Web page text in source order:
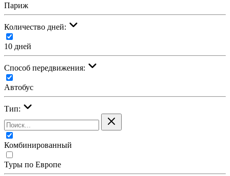
Париж
Количество дней:
10 дней
Cпособ передвижения:
Автобус
Тип:
Комбинированный
Туры по Европе